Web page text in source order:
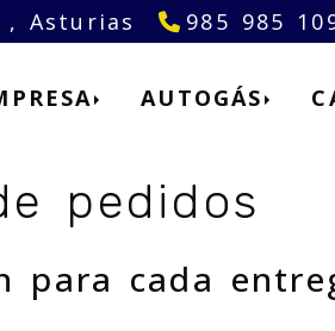
, Asturias 985 985
AUTOGÁS
pedidos
para cada